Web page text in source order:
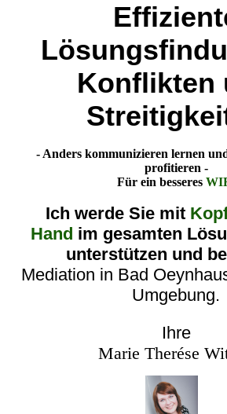
Konflikten
- Anders kommunizieren lernen
profitieren -
Für ein besseres
Ich werde Sie mit
Hand im gesamten
unterstützen und
Mediation in Bad
Umgebung.
Ihre
Marie Therése